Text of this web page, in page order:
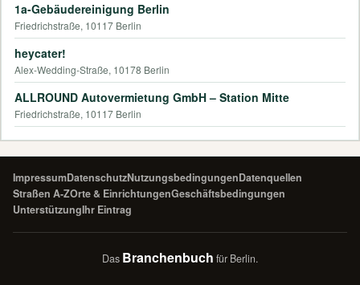
1a-Gebäudereinigung Berlin
Friedrichstraße, 10117 Berlin
heycater!
Alex-Wedding-Straße, 10178 Berlin
ALLROUND Autovermietung GmbH – Station Mitte
Friedrichstraße, 10117 Berlin
ImpressumDatenschutzNutzungsbedingungenDatenquellen
Straßen A-ZOrte & EinrichtungenGeschäftsbedingungen
UnterstützungIhr Eintrag
Das Branchenbuch für Berlin.